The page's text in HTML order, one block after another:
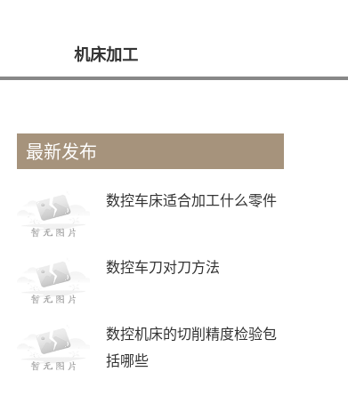
机床加工
最新发布
数控车床适合加工什么零件
数控车刀对刀方法
数控机床的切削精度检验包
括哪些